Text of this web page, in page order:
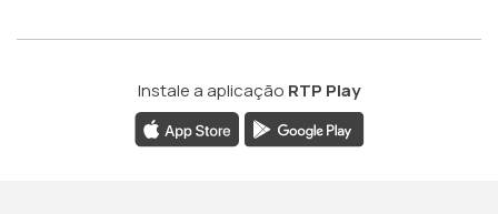
Instale a aplicação RTP Play